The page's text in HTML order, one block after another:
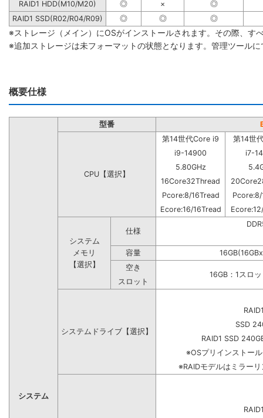
RAID1 HDD(M10/M20) ◎ ×
◎
RAID1 SSD(R02/R04/R09)
◎ ◎ ◎
※ストレージ（メイン）にOSがインストールされます。その際、す
※追加ストレージは未フォーマットの状態となります。管理ツール
概要仕様
システム
型番
CPU【選択】
第14世代Core i9
第14世
i9-14900
i7-
5.80GHz
16Core32Thread
Pcore:8/16Tread
Ecore:16/16Tread
システム
メモリ
【選択】
仕様
容量
空き
16GB：1スロ
スロット
システムドライブ【選択】
SSD
RAID1 SSD
※OSプリインストー
※RAIDモデルはミラー